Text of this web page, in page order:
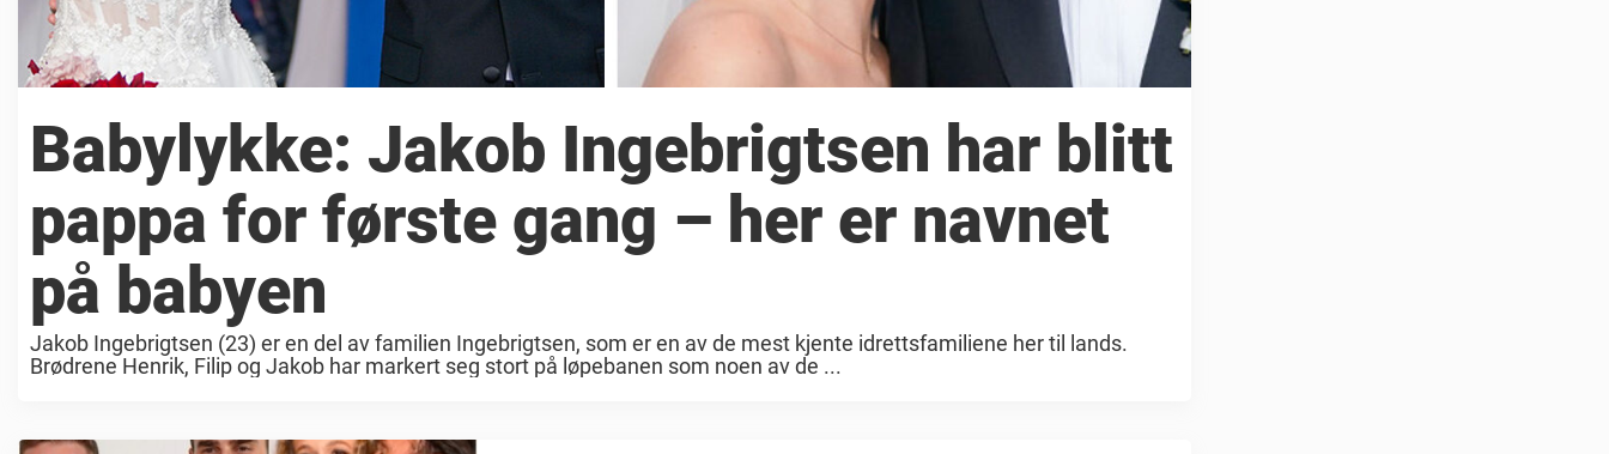
Babylykke: Jakob Ingebrigtsen har blitt
pappa for første gang – her er navnet
på babyen
Jakob Ingebrigtsen (23) er en del av familien Ingebrigtsen, som er en av de mest kjente idrettsfamiliene her til lands.
Brødrene Henrik, Filip og Jakob har markert seg stort på løpebanen som noen av de ...